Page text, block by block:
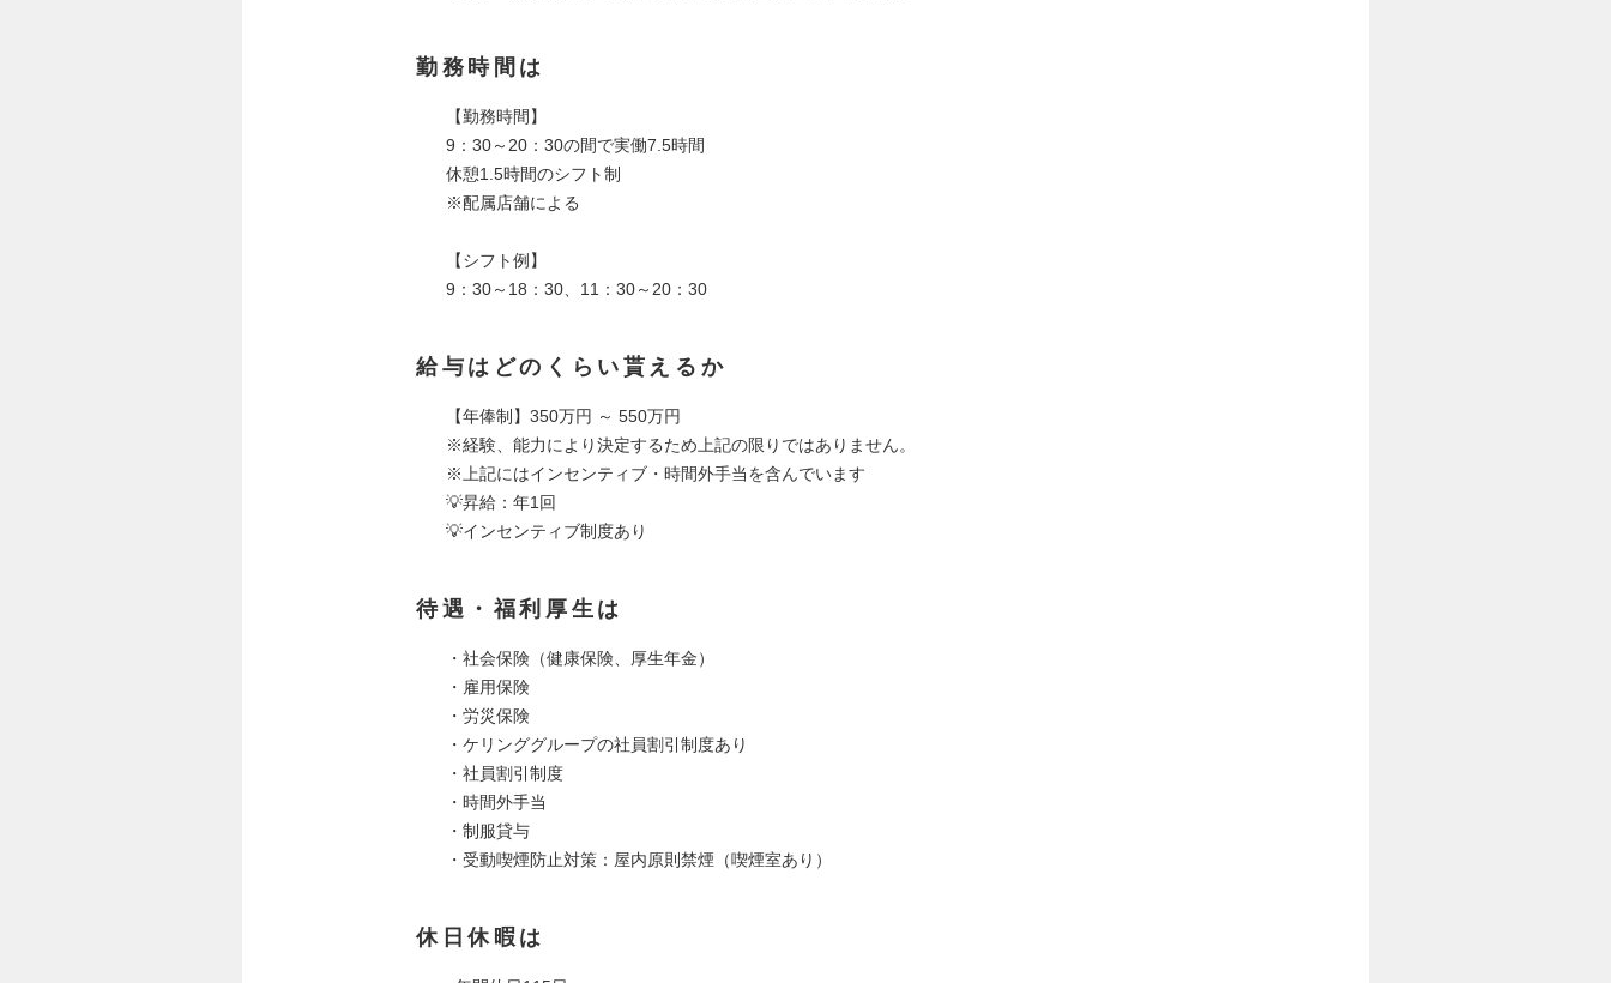
勤務時間は
【勤務時間】
9：30～20：30の間で実働7.5時間
休憩1.5時間のシフト制
※配属店舗による
【シフト例】
9：30～18：30、11：30～20：30
給与はどのくらい貰えるか
【年俸制】350万円 ～ 550万円
※経験、能力により決定するため上記の限りではありません。
※上記にはインセンティブ・時間外手当を含んでいます
💡昇給：年1回
💡インセンティブ制度あり
待遇・福利厚生は
・社会保険（健康保険、厚生年金）
・雇用保険
・労災保険
・ケリンググループの社員割引制度あり
・社員割引制度
・時間外手当
・制服貸与
・受動喫煙防止対策：屋内原則禁煙（喫煙室あり）
休日休暇は